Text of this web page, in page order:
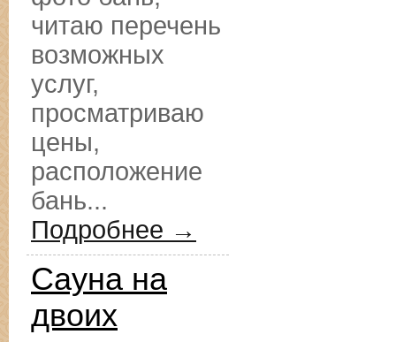
читаю перечень
возможных
услуг,
просматриваю
цены,
расположение
бань...
Подробнее →
Сауна на
двоих